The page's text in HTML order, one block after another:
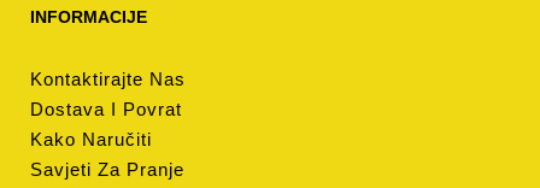
INFORMACIJE
Kontaktirajte Nas
Dostava I Povrat
Kako Naručiti
Savjeti Za Pranje